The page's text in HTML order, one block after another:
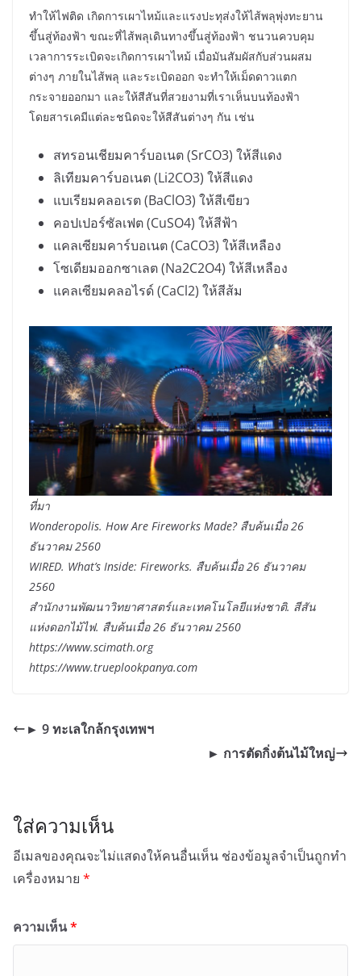
ทำให้ไฟติด เกิดการเผาไหม้และแรงปะทุส่งให้ไส้พลุพุ่งทะยาน
ขึ้นสู่ท้องฟ้า ขณะที่ไส้พลุเดินทางขึ้นสู่ท้องฟ้า ชนวนควบคุม
เวลาการระเบิดจะเกิดการเผาไหม้ เมื่อมันสัมผัสกับส่วนผสม
ต่างๆ ภายในไส้พลุ และระเบิดออก จะทำให้เม็ดดาวแตก
กระจายออกมา และให้สีสันที่สวยงามที่เราเห็นบนท้องฟ้า
โดยสารเคมีแต่ละชนิดจะให้สีสันต่างๆ กัน เช่น
สทรอนเชียมคาร์บอเนต (SrCO3) ให้สีแดง
ลิเทียมคาร์บอเนต (Li2CO3) ให้สีแดง
แบเรียมคลอเรต (BaClO3) ให้สีเขียว
คอปเปอร์ซัลเฟต (CuSO4) ให้สีฟ้า
แคลเซียมคาร์บอเนต (CaCO3) ให้สีเหลือง
โซเดียมออกซาเลต (Na2C2O4) ให้สีเหลือง
แคลเซียมคลอไรด์ (CaCl2) ให้สีส้ม
ที่มา
Wonderopolis. How Are Fireworks Made? สืบค้นเมื่อ 26
ธันวาคม 2560
WIRED. What’s Inside: Fireworks. สืบค้นเมื่อ 26 ธันวาคม
2560
สำนักงานพัฒนาวิทยาศาสตร์และเทคโนโลยีแห่งชาติ. สีสัน
แห่งดอกไม้ไฟ. สืบค้นเมื่อ 26 ธันวาคม 2560
https://www.scimath.org
https://www.trueplookpanya.com
► 9 ทะเลใกล้กรุงเทพฯ
► การตัดกิ่งต้นไม้ใหญ่
ใส่ความเห็น
อีเมลของคุณจะไม่แสดงให้คนอื่นเห็น ช่องข้อมูลจำเป็นถูกทำ
เครื่องหมาย *
ความเห็น*